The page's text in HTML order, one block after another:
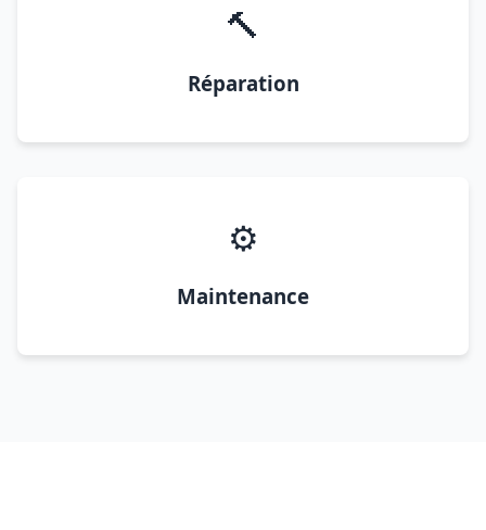
🔨
Réparation
⚙️
Maintenance